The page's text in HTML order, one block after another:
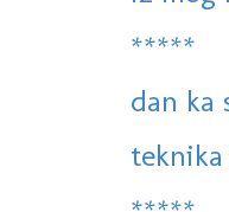
*****
dan ka